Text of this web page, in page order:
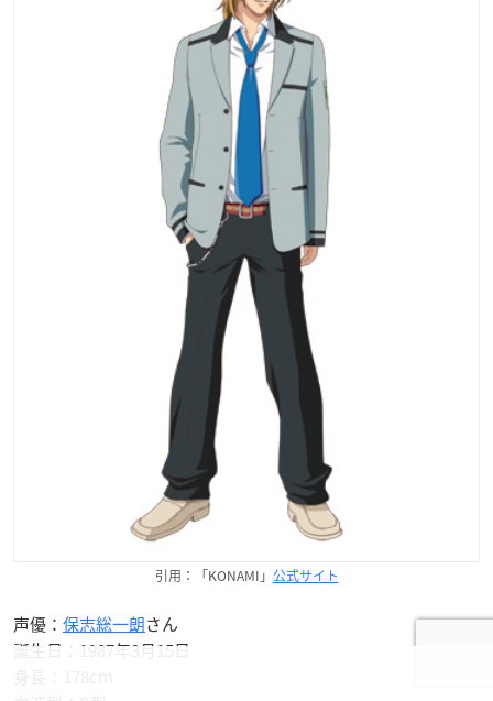
引用：「KONAMI」 公式サイト
声優： 保志総一朗さん
誕生日：1987年3月15日